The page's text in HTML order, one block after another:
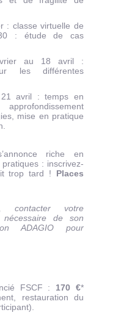
: classe virtuelle de
: étude de cas
au 18 avril :
les différentes
avril : temps en
mise en pratique
riche en
: inscrivez-
trop tard ! Places
contacter votre
nécessaire de son
ADAGIO pour
FSCF : 170 €*
restauration du